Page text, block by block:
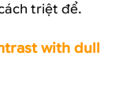
triệt để.
with dull